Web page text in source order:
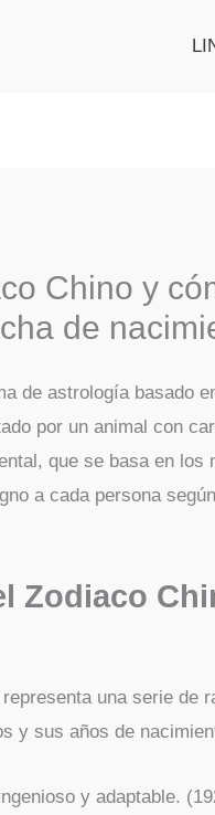
Chino y
de
de astrología basado
por un animal con
que se basa en los
a cada persona
Zodiaco
una serie de
y sus años de
y adaptable.